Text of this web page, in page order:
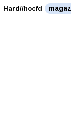
Hard//hoofd